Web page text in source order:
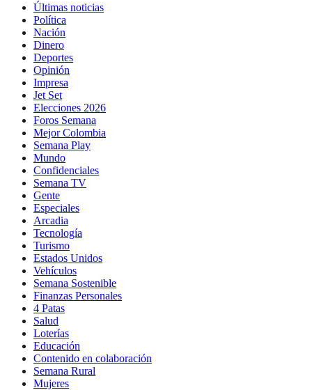
Últimas noticias
Política
Nación
Dinero
Deportes
Opinión
Impresa
Jet Set
Elecciones 2026
Foros Semana
Mejor Colombia
Semana Play
Mundo
Confidenciales
Semana TV
Gente
Especiales
Arcadia
Tecnología
Turismo
Estados Unidos
Vehículos
Semana Sostenible
Finanzas Personales
4 Patas
Salud
Loterías
Educación
Contenido en colaboración
Semana Rural
Mujeres